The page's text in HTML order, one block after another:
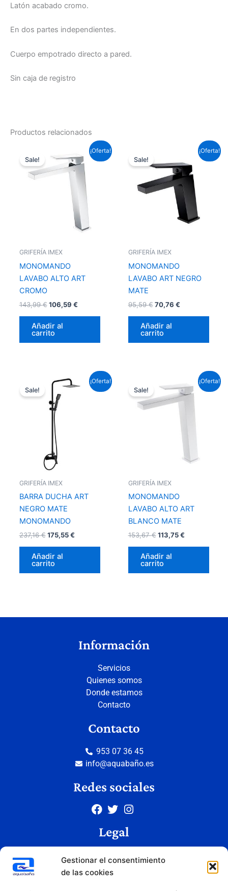
Gestionar el consentimiento
de las cookies
Latón acabado cromo.
En dos partes independientes.
Cuerpo empotrado directo a pared.
Sin caja de registro
Productos relacionados
¡Oferta!
Sale!
GRIFERÍA IMEX
MONOMANDO
LAVABO ALTO ART
CROMO
143,99€
precio
original
era:
143,99 €.
106,59 €
precio
actual
es:
106,59 €.
Añadir al
carrito
¡Oferta!
Sale!
GRIFERÍA IMEX
MONOMANDO
LAVABO ART NEGRO
MATE
95,59€
original
95,59 €.
70,76 €
precio
actual
es:
70,76 €.
Añadir al
carrito
¡Oferta!
Sale!
GRIFERÍA IMEX
BARRA DUCHA ART
NEGRO MATE
MONOMANDO
237,16€
precio
original
era:
237,16 €.
175,55€
precio
Añadir al
carrito
¡Oferta!
Sale!
GRIFERÍA IMEX
MONOMANDO
LAVABO ALTO ART
BLANCO MATE
153,67€
precio
original
era:
113,75€
precio
actual
Añadir al
carrito
Información
Servicios
Quienes somos
Donde estamos
Contacto
Contacto
953 07 36 45
info@aquabaño.es
Redes sociales
Legal
Política de privacidad